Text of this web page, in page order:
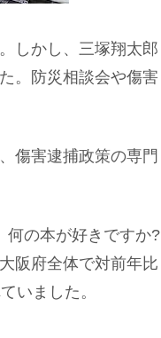
しかし、三塚翔太郎
。防災相談会や傷害
傷害逮捕政策の専門
何の本が好きですか?
阪府全体で対前年比
いました。